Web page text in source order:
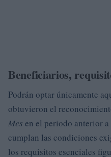
Beneficiarios,
Podrán optar únicamente
obtuvieron el
Mes en el periodo anterior
cumplan las condiciones
los requisitos esenciales